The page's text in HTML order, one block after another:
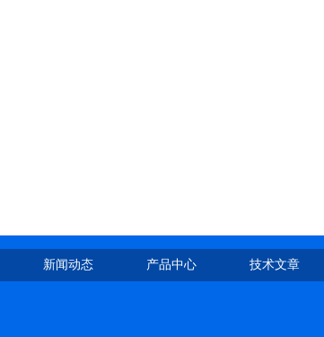
新闻动态 产品中心 技术文章